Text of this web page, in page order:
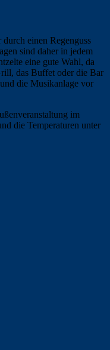
einen Regenguss
sind daher in jedem
eine gute Wahl, da
das Buffet oder die Bar
die Musikanlage vor
im
die Temperaturen unter